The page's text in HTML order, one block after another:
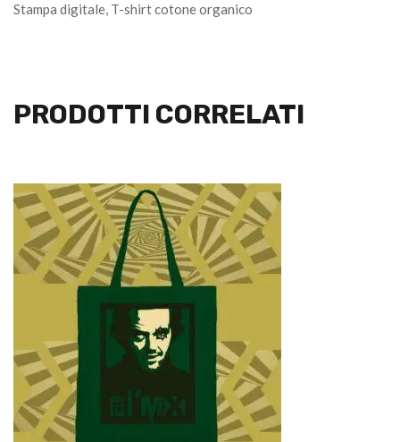
Stampa digitale, T-shirt cotone organico
PRODOTTI CORRELATI